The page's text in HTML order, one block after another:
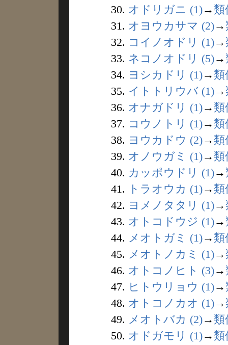
30. オドリガニ (1)→ 類
31. オヨウカサマ (2)→
32. コイノオドリ (1)→
33. ネコノオドリ (5)→
34. ヨシカドリ (1)→ 類
35. イトトリウバ (1)→
36. オナガドリ (1)→ 類
37. コウノトリ (1)→ 類
38. ヨウカドウ (2)→ 類
39. オノウガミ (1)→ 類
40. カッポウドリ (1)→
41.
トラオウカ (1)→ 類
42. ヨメノタタリ (1)→
43. オトコドウジ (1)→
44. メオトガミ (1)→ 類
45. メオトノカミ (1)→
46. オトコノヒト (3)→
47. ヒトウリョウ (1)→
48. オトコノカオ (1)→
49. メオトバカ (2)→ 類
50. オドガモリ (1)→ 類